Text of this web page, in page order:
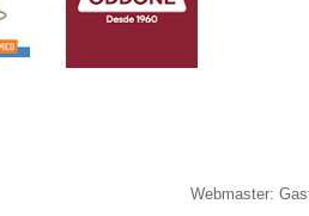
Webmaster: